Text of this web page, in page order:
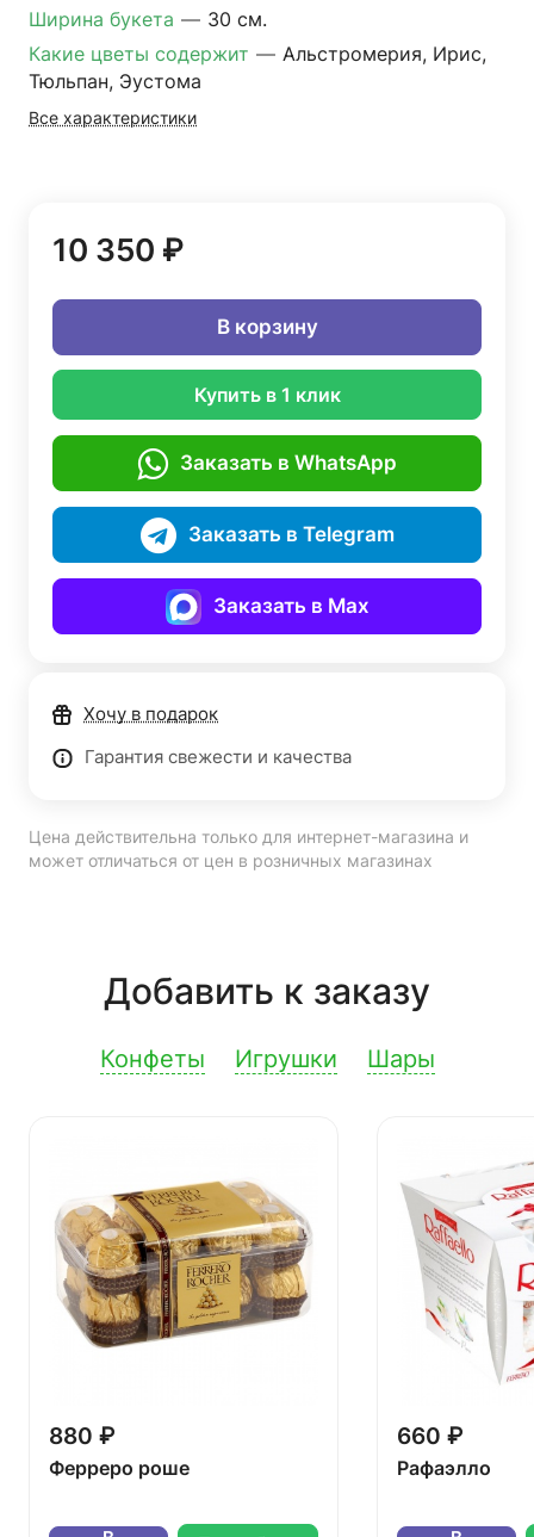
Ширина букета — 30 см.
Какие цветы содержит — Альстромерия, Ирис,
Тюльпан, Эустома
Все характеристики
10 350 ₽
В корзину
Купить в 1 клик
Заказать в WhatsApp
Заказать в Telegram
Заказать в Max
Хочу в подарок
Гарантия свежести и качества
Цена действительна только для интернет-магазина и
может отличаться от цен в розничных магазинах
Добавить к заказу
Конфеты Игрушки Шары
880 ₽
Ферреро роше
660 ₽
Рафаэлло